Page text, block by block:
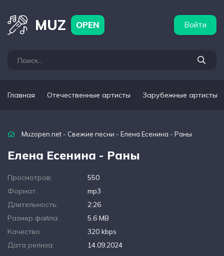
MUZ OPEN Войти
Главная Отечественные артисты Зарубежные артисты
Muzopen.net - Свежие песни - Елена Есенина - Раны
Елена Есенина - Раны
Просмотров:
550
Формат:
mp3
Длительность:
2:26
Размер файла:
5.6 MB
Качество:
320 kbps
Дата релиза:
14.09.2024
артисты Популярные подборки